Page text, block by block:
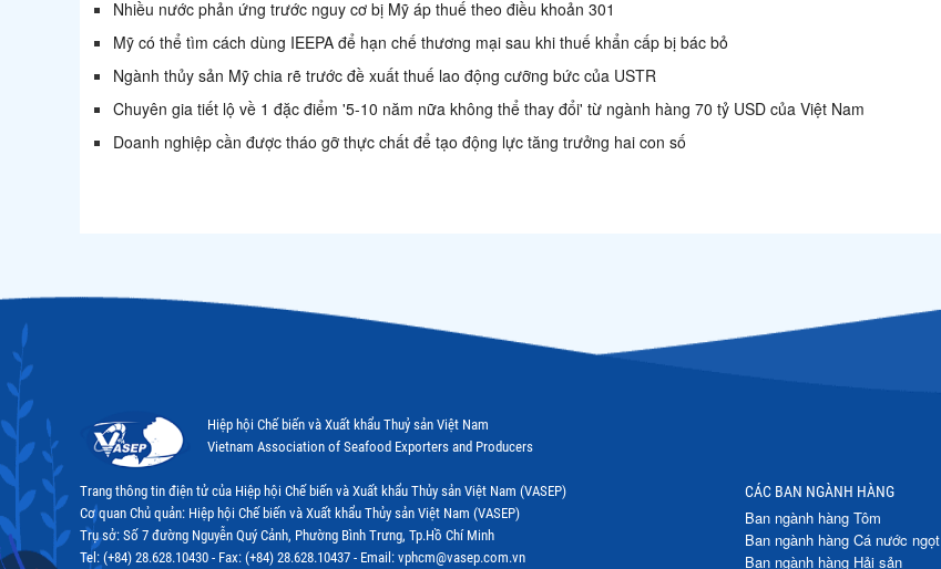
Nhiều nước phản ứng trước nguy cơ bị Mỹ áp thuế theo điều khoản 301
Mỹ có thể tìm cách dùng IEEPA để hạn chế thương mại sau khi thuế khẩn cấp bị bác bỏ
Ngành thủy sản Mỹ chia rẽ trước đề xuất thuế lao động cưỡng bức của USTR
Chuyên gia tiết lộ về 1 đặc điểm '5-10 năm nữa không thể thay đổi' từ ngành hàng 70 tỷ USD của Việt Nam
Doanh nghiệp cần được tháo gỡ thực chất để tạo động lực tăng trưởng hai con số
Hiệp hội Chế biến và Xuất khẩu Thuỷ sản Việt Nam
Vietnam Association of Seafood Exporters and Producers
Trang thông tin điện tử của Hiệp hội Chế biến và Xuất khẩu Thủy sản Việt Nam (VASEP)
Cơ quan Chủ quản: Hiệp hội Chế biến và Xuất khẩu Thủy sản Việt Nam (VASEP)
Trụ sở: Số 7 đường Nguyễn Quý Cảnh, Phường Bình Trưng, Tp.Hồ Chí Minh
Tel: (+84) 28.628.10430 - Fax: (+84) 28.628.10437 - Email: vphcm@vasep.com.vn
CÁC BAN NGÀNH HÀNG
Ban ngành hàng Tôm
Ban ngành hàng Cá nước ngọt
Ban ngành hàng Hải sản